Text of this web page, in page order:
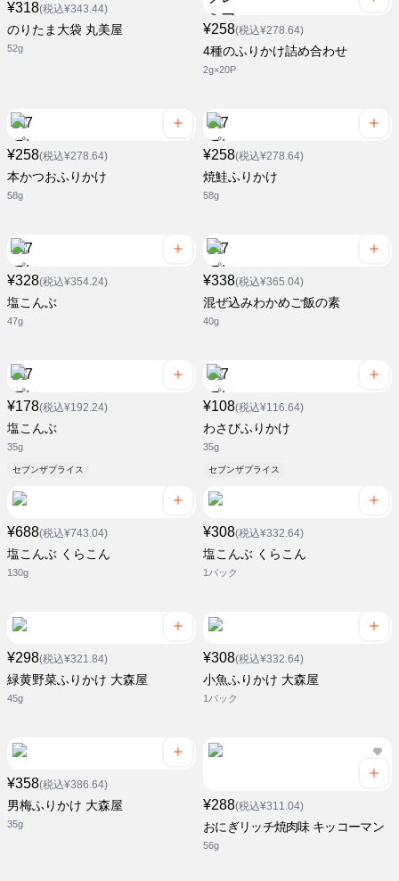
¥318(税込¥343.44)
のりたま大袋 丸美屋
52g
¥258(税込¥278.64)
4種のふりかけ詰め合わせ
2g×20P
¥258(税込¥278.64)
本かつおふりかけ
58g
¥258(税込¥278.64)
焼鮭ふりかけ
58g
¥328(税込¥354.24)
塩こんぶ
47g
¥338(税込¥365.04)
混ぜ込みわかめご飯の素
40g
¥178(税込¥192.24)
塩こんぶ
35g
セブンザプライス
¥108(税込¥116.64)
わさびふりかけ
35g
セブンザプライス
¥688(税込¥743.04)
塩こんぶ くらこん
130g
¥308(税込¥332.64)
塩こんぶ くらこん
1パック
¥298(税込¥321.84)
緑黄野菜ふりかけ 大森屋
45g
¥308(税込¥332.64)
小魚ふりかけ 大森屋
1パック
¥358(税込¥386.64)
男梅ふりかけ 大森屋
35g
¥288(税込¥311.04)
おにぎリッチ焼肉味 キッコーマン
56g